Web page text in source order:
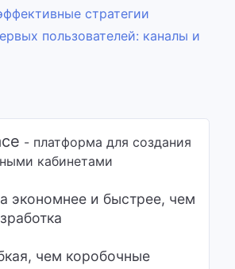
стратегии
пользователей: каналы и
- платформа для создания
кабинетами
экономнее и быстрее, чем
чем коробочные